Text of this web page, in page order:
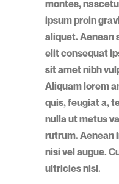
montes,
ipsum proin
aliquet. Aenean
elit consequat
sit amet nibh
Aliquam lorem
quis, feugiat a,
nulla ut metus
rutrum. Aenean
nisi vel augue.
ultricies nisi.